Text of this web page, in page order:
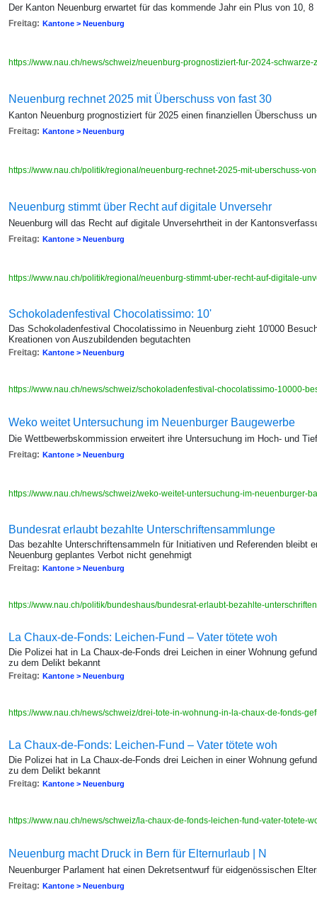
Der Kanton Neuenburg erwartet für das kommende Jahr ein Plus von 10,
Freitag: Kantone > Neuenburg
https://www.nau.ch/news/schweiz/neuenburg-prognostiziert-fur-2024-
Neuenburg rechnet 2025 mit Überschuss von fast 30
Kanton Neuenburg prognostiziert für 2025 einen finanziellen Überschuss
Freitag: Kantone > Neuenburg
https://www.nau.ch/politik/regional/neuenburg-rechnet-2025-mit-uberschuss-
Neuenburg stimmt über Recht auf digitale Unversehr
Neuenburg will das Recht auf digitale Unversehrtheit in der
Freitag: Kantone > Neuenburg
https://www.nau.ch/politik/regional/neuenburg-stimmt-uber-recht-auf-digitale-
Schokoladenfestival Chocolatissimo: 10'
Das Schokoladenfestival Chocolatissimo in Neuenburg zieht 10'000
Kreationen von Auszubildenden begutachten
Freitag: Kantone > Neuenburg
https://www.nau.ch/news/schweiz/schokoladenfestival-chocolatissimo-10000-
Weko weitet Untersuchung im Neuenburger Baugewerbe
Die Wettbewerbskommission erweitert ihre Untersuchung im Hoch- und
Freitag: Kantone > Neuenburg
https://www.nau.ch/news/schweiz/weko-weitet-untersuchung-im-neuenburger-
Bundesrat erlaubt bezahlte Unterschriftensammlunge
Das bezahlte Unterschriftensammeln für Initiativen und Referenden bleibt
Neuenburg geplantes Verbot nicht genehmigt
Freitag: Kantone > Neuenburg
https://www.nau.ch/politik/bundeshaus/bundesrat-erlaubt-bezahlte-
La Chaux-de-Fonds: Leichen-Fund – Vater tötete woh
Die Polizei hat in La Chaux-de-Fonds drei Leichen in einer Wohnung
zu dem Delikt bekannt
Freitag: Kantone > Neuenburg
https://www.nau.ch/news/schweiz/drei-tote-in-wohnung-in-la-chaux-de-fonds-
La Chaux-de-Fonds: Leichen-Fund – Vater tötete woh
Die Polizei hat in La Chaux-de-Fonds drei Leichen in einer Wohnung
zu dem Delikt bekannt
Freitag: Kantone > Neuenburg
https://www.nau.ch/news/schweiz/la-chaux-de-fonds-leichen-fund-vater-totete-
Neuenburg macht Druck in Bern für Elternurlaub | N
Neuenburger Parlament hat einen Dekretsentwurf für eidgenössischen
Freitag: Kantone > Neuenburg